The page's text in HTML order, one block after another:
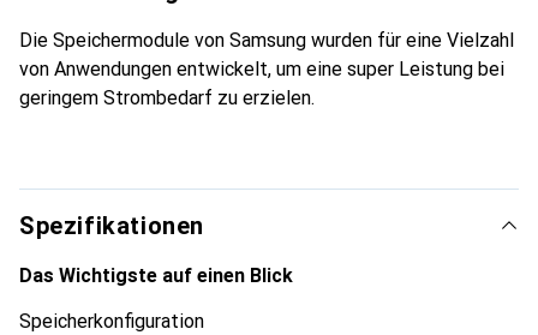
Die Speichermodule von Samsung wurden für eine Vielzahl
von Anwendungen entwickelt, um eine super Leistung bei
geringem Strombedarf zu erzielen.
Spezifikationen
Das Wichtigste auf einen Blick
Speicherkonfiguration